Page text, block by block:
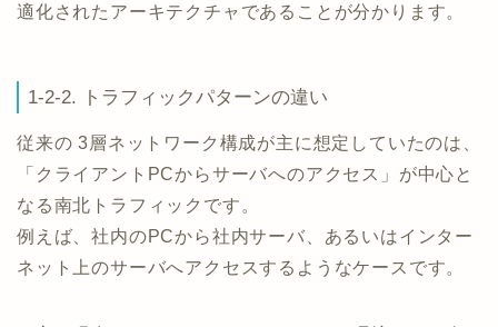
適化されたアーキテクチャであることが分かります。
1-2-2. トラフィックパターンの違い
従来の 3層ネットワーク構成が主に想定していたのは、
「クライアントPCからサーバへのアクセス」が中心と
なる南北トラフィックです。
例えば、社内のPCから社内サーバ、あるいはインター
ネット上のサーバへアクセスするようなケースです。